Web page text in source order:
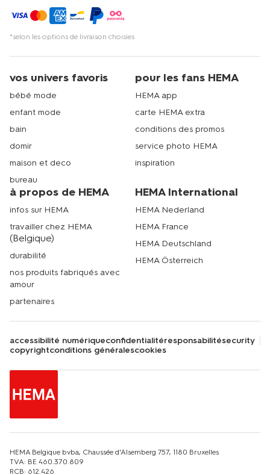
*selon les options de livraison choisies
vos univers favoris
bébé mode
enfant mode
bain
domir
maison et deco
bureau
pour les fans HEMA
HEMA app
carte HEMA extra
conditions des promos
service photo HEMA
inspiration
à propos de HEMA
infos sur HEMA
travailler chez HEMA
(Belgique)
durabilité
nos produits fabriqués avec
amour
partenaires
HEMA International
HEMA Nederland
HEMA France
HEMA Deutschland
HEMA Österreich
accessibilité numériqueconfidentialitéresponsabilitésecurity
copyrightconditions généralescookies
HEMA Belgique bvba, Chaussée d'Alsemberg 757, 1180 Bruxelles
TVA: BE 460.370.809
RCB: 612.426